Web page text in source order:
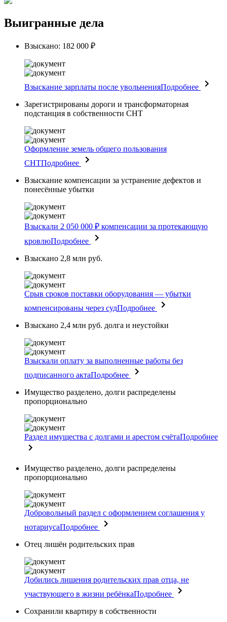
Выигранные дела
Взыскано: 182 000 ₽
Взыскание зарплаты после увольненияПодробнее
Зарегистрированы дороги и трансформаторная
подстанция в собственности СНТ
Оформление земель общего пользования
СНТПодробнее
Взыскание компенсации за устранение дефектов и
понесённые убытки
Взыскали 2 050 000 ₽ компенсации за протекающую
кровлюПодробнее
Взыскано 2,8 млн руб.
Срыв сроков поставки оборудования — убытки
компенсированы через судПодробнее
Взыскано 2,4 млн руб. долга и неустойки
Взыскали оплату за выполненные работы без
подписанного актаПодробнее
Имущество разделено, долги распределены
пропорционально
Раздел имущества с долгами и арестом счётаПодробнее
Имущество разделено, долги распределены
пропорционально
Добровольный раздел с оформлением соглашения у
нотариусаПодробнее
Отец лишён родительских прав
Добились лишения родительских прав отца, не
участвующего в жизни ребёнкаПодробнее
Сохранили квартиру в собственности